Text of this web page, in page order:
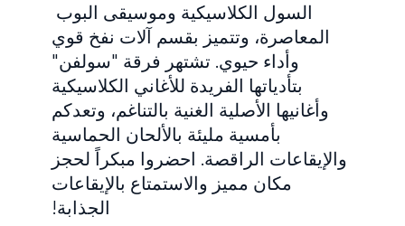
السول الكلاسيكية وموسيقى البوب ​​
المعاصرة، وتتميز بقسم آلات نفخ قوي
وأداء حيوي. تشتهر فرقة "سولفن"
بتأدياتها الفريدة للأغاني الكلاسيكية
وأغانيها الأصلية الغنية بالتناغم، وتعدكم
بأمسية مليئة بالألحان الحماسية
والإيقاعات الراقصة. احضروا مبكراً لحجز
مكان مميز والاستمتاع بالإيقاعات
الجذابة!